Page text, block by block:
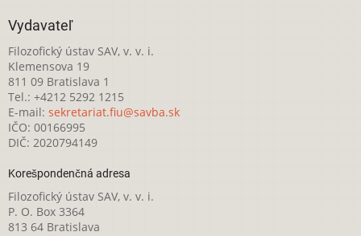
Vydavateľ
Filozofický ústav SAV, v. v. i.
Klemensova 19
811 09 Bratislava 1
Tel.: +4212 5292 1215
E-mail: sekretariat.fiu@savba.sk
IČO: 00166995
DIČ: 2020794149
Korešpondenčná adresa
Filozofický ústav SAV, v. v. i.
P. O. Box 3364
813 64 Bratislava